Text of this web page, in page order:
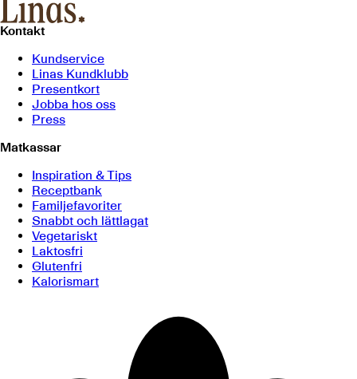
Kontakt
Kundservice
Linas Kundklubb
Presentkort
Jobba hos oss
Press
Matkassar
Inspiration & Tips
Receptbank
Familjefavoriter
Snabbt och lättlagat
Vegetariskt
Laktosfri
Glutenfri
Kalorismart